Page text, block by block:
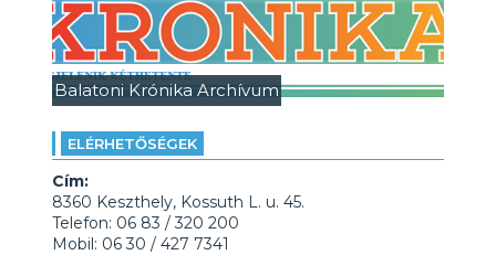
Balatoni Krónika Archívum
ELÉRHETŐSÉGEK
Cím:
8360 Keszthely, Kossuth L. u. 45.
Telefon: 06 83 / 320 200
Mobil: 06 30 / 427 7341